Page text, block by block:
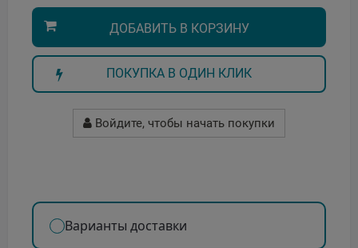
ДОБАВИТЬ В КОРЗИНУ
ПОКУПКА В ОДИН КЛИК
Войдите, чтобы начать покупки
Варианты доставки